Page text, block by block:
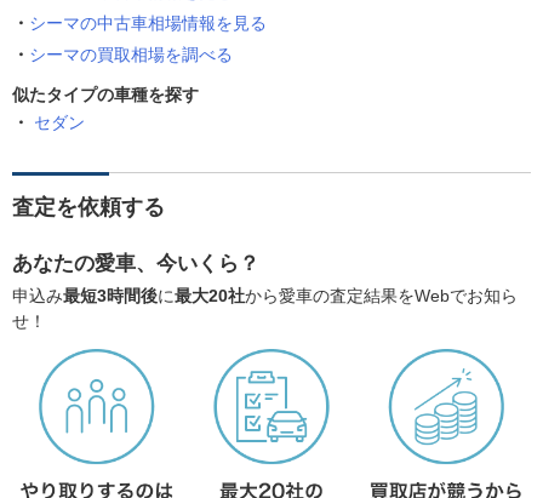
シーマの中古車相場情報を見る
シーマの買取相場を調べる
似たタイプの車種を探す
セダン
査定を依頼する
あなたの愛車、今いくら？
申込み最短3時間後に最大20社から愛車の査定結果をWebでお知ら
せ！